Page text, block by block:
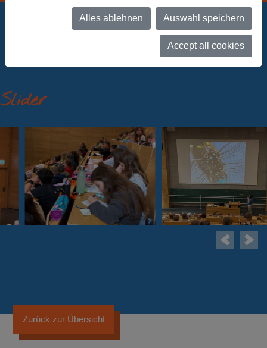
Pressebericht
Slider
Zurück zur Übersicht
Alles ablehnen Auswahl speichern
Accept all cookies